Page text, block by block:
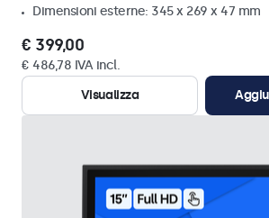
Dimensioni esterne: 345 x 269 x 47 mm
€ 399,00
€ 486,78 IVA incl.
Visualizza